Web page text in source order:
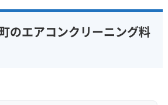
クリーニング
実績10年以上
のエアコンクリーニング料